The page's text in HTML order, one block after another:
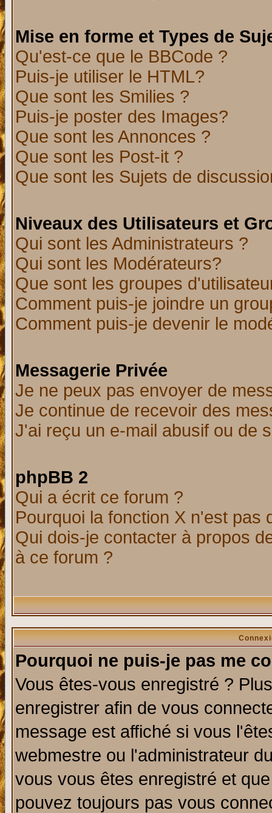
Mise en forme et Types de
Qu'est-ce que le BBCode ?
Puis-je utiliser le HTML?
Que sont les Smilies ?
Puis-je poster des Images?
Que sont les Annonces ?
Que sont les Post-it ?
Que sont les Sujets de
Niveaux des Utilisateurs et
Qui sont les Administrateurs ?
Qui sont les Modérateurs?
Que sont les groupes
Comment puis-je joindre un
Comment puis-je devenir le
Messagerie Privée
Je ne peux pas envoyer de
Je continue de recevoir des
J'ai reçu un e-mail abusif ou de
phpBB 2
Qui a écrit ce forum ?
Pourquoi la fonction X n'est pas
Qui dois-je contacter à propos
à ce forum ?
Pourquoi ne puis-je pas me
Vous êtes-vous enregistré ?
enregistrer afin de vous
message est affiché si vous
webmestre ou l'administrateur
vous vous êtes enregistré et
pouvez toujours pas vous